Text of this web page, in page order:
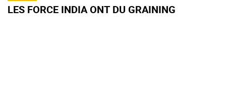
LES FORCE INDIA ONT DU GRAINING